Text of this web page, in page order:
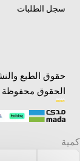
سجل الطلبات
الحقوق محفوظة